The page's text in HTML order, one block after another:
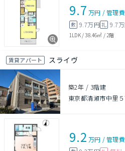
9.7 万円 /管理費
敷 9.7万円礼 9.7
1LDK/38.46㎡ / 2階
賃貸アパート スライヴ
築2年 / 3階建
東京都清瀬市中里
9.2 万円 /管理費